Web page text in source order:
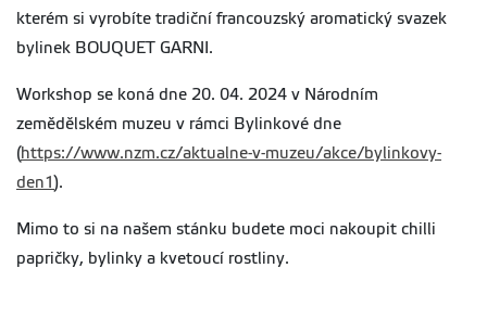
kterém si vyrobíte tradiční francouzský aromatický svazek
bylinek BOUQUET GARNI.
Workshop se koná dne 20. 04. 2024 v Národním
zemědělském muzeu v rámci Bylinkové dne
(https://www.nzm.cz/aktualne-v-muzeu/akce/bylinkovy-
den1).
Mimo to si na našem stánku budete moci nakoupit chilli
papričky, bylinky a kvetoucí rostliny.